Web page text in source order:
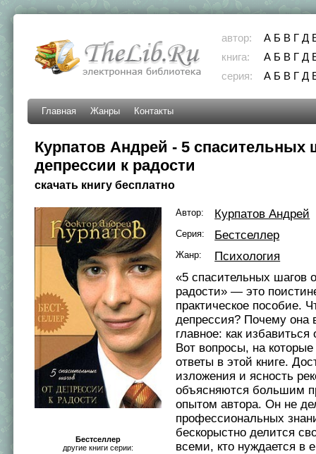
автор: А Б В Г Д
книга:
А Б В Г Д
серия:
А Б В Г Д
Главная Жанры Контакты
Курпатов Андрей - 5 спасительных
депрессии к радости
скачать книгу бесплатно
Бестселлер
другие книги серии:
Автор: Курпатов Андрей
Серия: Бестселлер
Жанр:
Психология
«5 спасительных шагов
радости» — это
практическое пособие.
депрессия? Почему она
главное: как
Вот вопросы, на
ответы в этой книге.
изложения и ясность
объясняются большим
опытом автора. Он не
профессиональных
бескорыстно делится
всеми, кто нуждается в